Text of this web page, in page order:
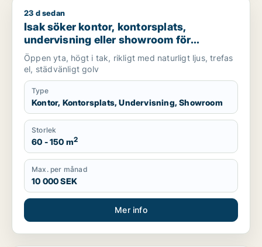
Isak söker kontor, kontorsplats, undervisning eller
23 d sedan
Isak söker kontor, kontorsplats,
undervisning eller showroom för
uthyrning i Lundby, Göteborg eller Norra
hisingen m.fl.
Öppen yta, högt i tak, rikligt med naturligt ljus, trefas
el, städvänligt golv
Type
Kontor, Kontorsplats, Undervisning, Showroom
Storlek
60 - 150 m2
Max. per månad
10 000 SEK
Mer info